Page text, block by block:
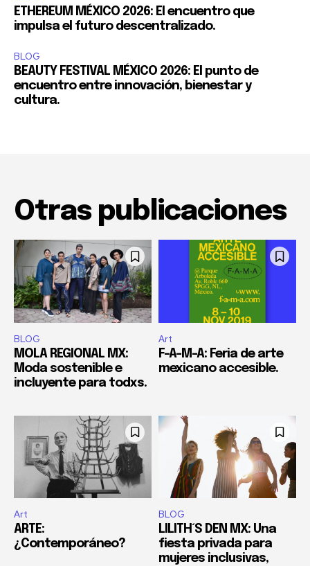
ETHEREUM MÉXICO 2026: El encuentro que
impulsa el futuro descentralizado.
BLOG
BEAUTY FESTIVAL MÉXICO 2026: El punto de
encuentro entre innovación, bienestar y
cultura.
Otras publicaciones
BLOG
MOLA REGIONAL MX:
Moda sostenible e
incluyente para todxs.
Art
F-A-M-A: Feria de arte
mexicano accesible.
Art
ARTE:
¿Contemporáneo?
BLOG
LILITH´S DEN MX: Una
fiesta privada para
mujeres inclusivas,